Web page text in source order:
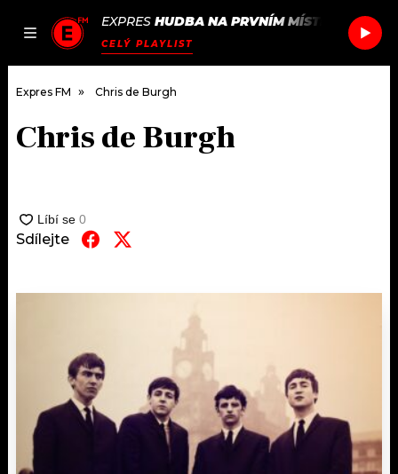
JAK
SEZNAM.CZ
EXPRES HUDBA NA PRVNÍM MÍSTĚ BBNO$
CELÝ PLAYLIST
DOMŮ
AKTUÁLNĚ
#NEBUDUDOMA
KALENDÁŘ
KVÍZY
PODCASTY
APLIKACE
PROGRAM
PLAYLIST
SOUTĚŽE
Expres FM Chris de Burgh
Chris de Burgh
Sdílejte